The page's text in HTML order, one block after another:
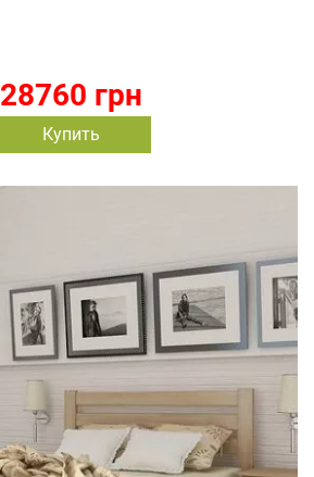
28760 грн
Купить